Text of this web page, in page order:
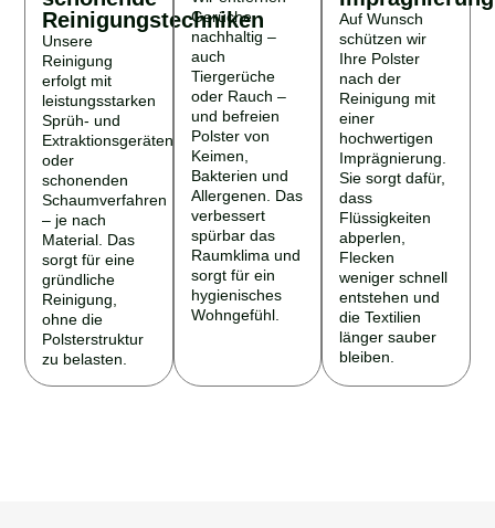
Reinigungstechniken
Unsere
Reinigung
erfolgt mit
leistungsstarken
Sprüh- und
Extraktionsgeräten
oder
schonenden
Schaumverfahren
– je nach
Material. Das
sorgt für eine
gründliche
Reinigung,
ohne die
Polsterstruktur
zu belasten.
Gerüche
nachhaltig –
auch
Tiergerüche
oder Rauch –
und befreien
Polster von
Keimen,
Bakterien und
Allergenen. Das
verbessert
spürbar das
Raumklima und
sorgt für ein
hygienisches
Wohngefühl.
Auf Wunsch
schützen wir
Ihre Polster
nach der
Reinigung mit
einer
hochwertigen
Imprägnierung.
Sie sorgt dafür,
dass
Flüssigkeiten
abperlen,
Flecken
weniger schnell
entstehen und
die Textilien
länger sauber
bleiben.